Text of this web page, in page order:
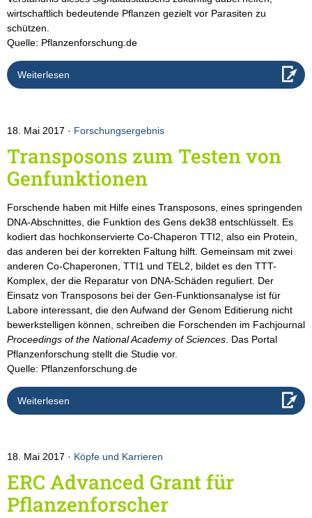
wirtschaftlich bedeutende Pflanzen gezielt vor Parasiten zu
schützen.
Quelle: Pflanzenforschung.de
Weiterlesen
18. Mai 2017 Forschungsergebnis
Transposons zum Testen von
Genfunktionen
Forschende haben mit Hilfe eines Transposons, eines springenden
DNA-Abschnittes, die Funktion des Gens dek38 entschlüsselt. Es
kodiert das hochkonservierte Co-Chaperon TTI2, also ein Protein,
das anderen bei der korrekten Faltung hilft. Gemeinsam mit zwei
anderen Co-Chaperonen, TTI1 und TEL2, bildet es den TTT-
Komplex, der die Reparatur von DNA-Schäden reguliert. Der
Einsatz von Transposons bei der Gen-Funktionsanalyse ist für
Labore interessant, die den Aufwand der Genom Editierung nicht
bewerkstelligen können, schreiben die Forschenden im Fachjournal
Proceedings of the National Academy of Sciences . Das Portal
Pflanzenforschung stellt die Studie vor.
Quelle: Pflanzenforschung.de
Weiterlesen
18. Mai 2017 Köpfe und Karrieren
ERC Advanced Grant für
Pflanzenforscher